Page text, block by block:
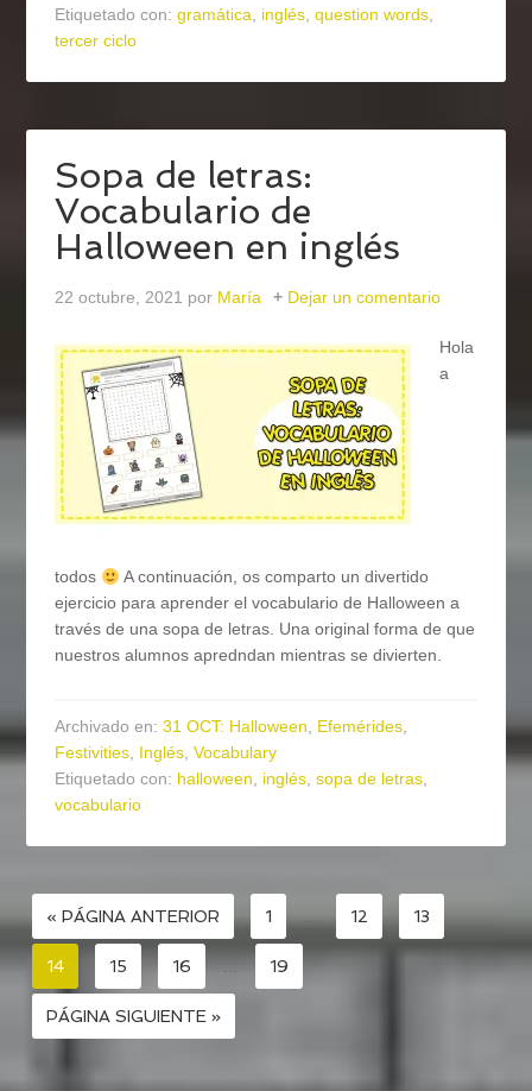
Etiquetado con:gramática, inglés,question words,
tercer ciclo
Sopa de letras:
Vocabulario de
Halloween en inglés
22 octubre, 2021 por María Dejar un comentario
Hola
a
todos
A continuación, os comparto un divertido
ejercicio para aprender el vocabulario de Halloween a
través de una sopa de letras. Una original forma de que
nuestros alumnos apredndan mientras se divierten.
Archivado en:31 OCT: Halloween, Efemérides,
Festivities, Inglés,Vocabulary
Etiquetado con: halloween, inglés,sopa de letras,
vocabulario
« PÁGINA ANTERIOR 1 … 12 13
14 15 16 … 19
PÁGINA SIGUIENTE »